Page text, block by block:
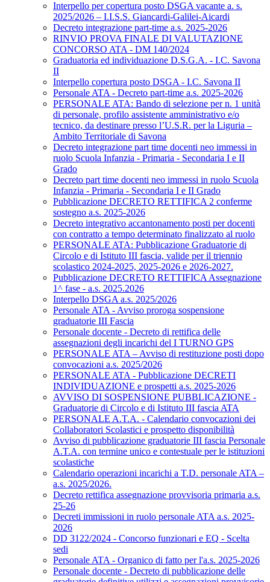
Interpello per copertura posto DSGA vacante a. s.
2025/2026 – I.I.S.S. Giancardi-Galilei-Aicardi
Decreto integrazione part-time a.s. 2025-2026
RINVIO PROVA FINALE DI VALUTAZIONE
CONCORSO ATA - DM 140/2024
Graduatoria ed individuazione D.S.G.A. - I.C. Savona
II
Interpello copertura posto DSGA - I.C. Savona II
Personale ATA - Decreto part-time a.s. 2025-2026
PERSONALE ATA: Bando di selezione per n. 1 unità
di personale, profilo assistente amministrativo e/o
tecnico, da destinare presso l’U.S.R. per la Liguria –
Ambito Territoriale di Savona
Decreto integrazione part time docenti neo immessi in
ruolo Scuola Infanzia - Primaria - Secondaria I e II
Grado
Decreto part time docenti neo immessi in ruolo Scuola
Infanzia - Primaria - Secondaria I e II Grado
Pubblicazione DECRETO RETTIFICA 2 conferme
sostegno a.s. 2025-2026
Decreto integrativo accantonamento posti per docenti
con contratto a tempo determinato finalizzato al ruolo
PERSONALE ATA: Pubblicazione Graduatorie di
Circolo e di Istituto III fascia, valide per il triennio
scolastico 2024-2025, 2025-2026 e 2026-2027.
Pubblicazione DECRETO RETTIFICA Assegnazione
1^ fase - a.s. 2025.2026
Interpello DSGA a.s. 2025/2026
Personale ATA - Avviso proroga sospensione
graduatorie III Fascia
Personale docente - Decreto di rettifica delle
assegnazioni degli incarichi del I TURNO GPS
PERSONALE ATA – Avviso di restituzione posti dopo
convocazioni a.s. 2025/2026
PERSONALE ATA - Pubblicazione DECRETI
INDIVIDUAZIONE e prospetti a.s. 2025-2026
AVVISO DI SOSPENSIONE PUBBLICAZIONE -
Graduatorie di Circolo e di Istituto III fascia ATA
PERSONALE A.T.A. - Calendario convocazioni dei
Collaboratori Scolastici e prospetto disponibilità
Avviso di pubblicazione graduatorie III fascia Personale
A.T.A. con termine unico e contestuale per le istituzioni
scolastiche
Calendario operazioni incarichi a T.D. personale ATA –
a.s. 2025/2026.
Decreto rettifica assegnazione provvisoria primaria a.s.
25-26
Decreti immissioni in ruolo personale ATA a.s. 2025-
2026
DD 3122/2024 - Concorso funzionari e EQ - Scelta
sedi
Personale ATA - Organico di fatto per l'a.s. 2025-2026
Personale docente - Decreto di pubblicazione delle